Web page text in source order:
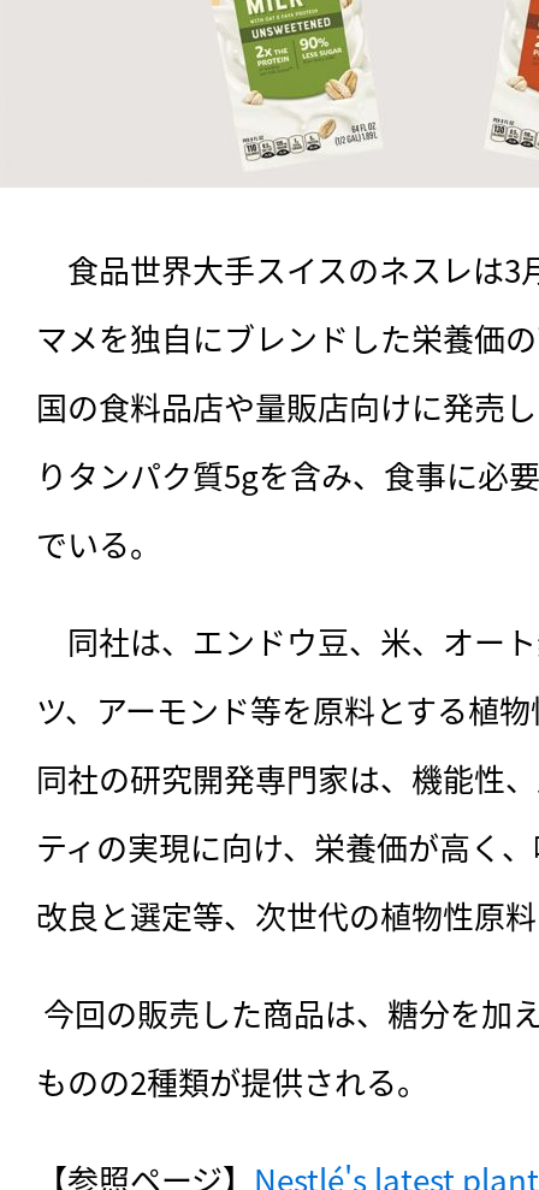
食品世界大手スイスのネスレは3
マメを独自にブレンドした栄養価
国の食料品店や量販店向けに発売
りタンパク質5gを含み、食事に必
でいる。
同社は、 エンドウ豆、米、オー
ツ、アーモンド等を原料とする植
同社の研究開発専門家は、機能性
ティの実現に向け、栄養価が高く
改良と選定等、次世代の植物性原
ものの2種類が提供される。
【参照ページ】 Nestlé's latest